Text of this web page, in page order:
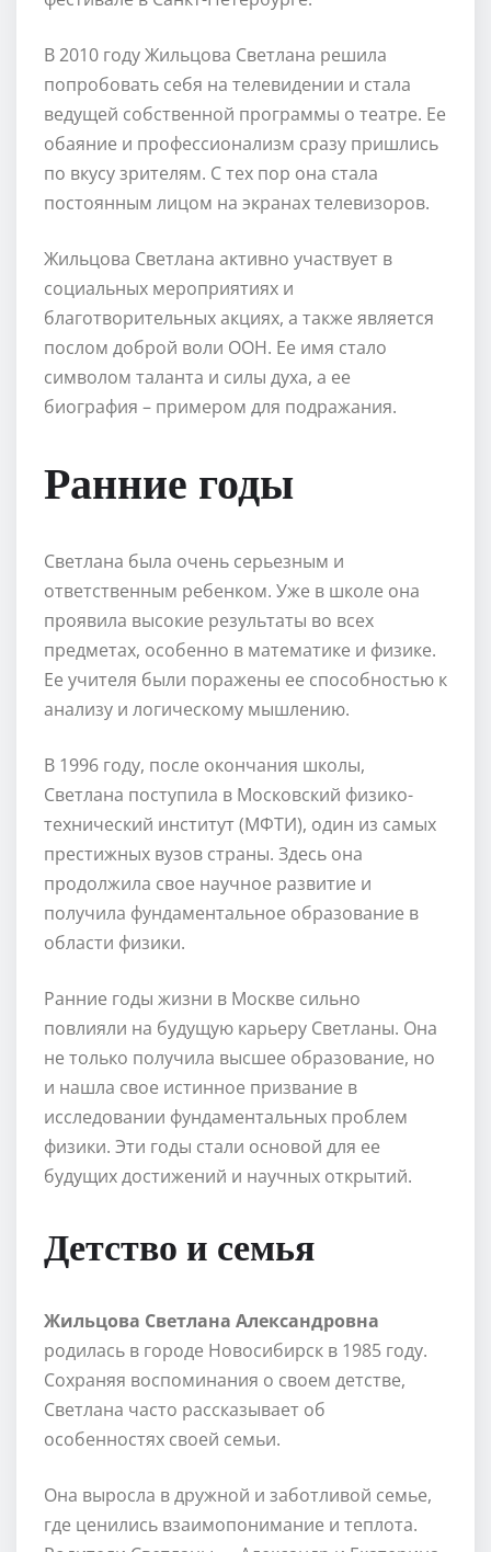
В 2010 году Жильцова Светлана решила
попробовать себя на телевидении и стала
ведущей собственной программы о театре. Ее
обаяние и профессионализм сразу пришлись
по вкусу зрителям. С тех пор она стала
постоянным лицом на экранах телевизоров.
Жильцова Светлана активно участвует в
социальных мероприятиях и
благотворительных акциях, а также является
послом доброй воли ООН. Ее имя стало
символом таланта и силы духа, а ее
биография – примером для подражания.
Ранние годы
Светлана была очень серьезным и
ответственным ребенком. Уже в школе она
проявила высокие результаты во всех
предметах, особенно в математике и физике.
Ее учителя были поражены ее способностью к
анализу и логическому мышлению.
В 1996 году, после окончания школы,
Светлана поступила в Московский физико-
технический институт (МФТИ), один из самых
престижных вузов страны. Здесь она
продолжила свое научное развитие и
получила фундаментальное образование в
области физики.
Ранние годы жизни в Москве сильно
повлияли на будущую карьеру Светланы. Она
не только получила высшее образование, но
и нашла свое истинное призвание в
исследовании фундаментальных проблем
физики. Эти годы стали основой для ее
будущих достижений и научных открытий.
Детство и семья
Жильцова Светлана Александровна
родилась в городе Новосибирск в 1985 году.
Сохраняя воспоминания о своем детстве,
Светлана часто рассказывает об
особенностях своей семьи.
Она выросла в дружной и заботливой семье,
где ценились взаимопонимание и теплота.